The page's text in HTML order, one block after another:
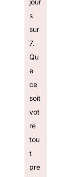
jour
s
sur
7.
Qu
e
ce
soit
vot
re
tou
t
pre